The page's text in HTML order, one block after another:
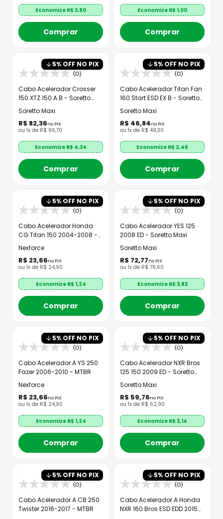
Economize R$ 3,90
Comprar
Economize R$ 1,00
Comprar
5% OFF NO PIX
(0)
Cabo Acelerador Crosser
150 XTZ 150 A B - Soretto
Maxi
Soretto Maxi
R$ 82,36no PIX
ou 1x de R$ 86,70
Economize R$ 4,34
Comprar
5% OFF NO PIX
(0)
Cabo Acelerador Titan Fan
160 Start ESD EX B - Soretto
Maxi
Soretto Maxi
R$ 46,84no PIX
ou 1x de R$ 49,30
Economize R$ 2,46
Comprar
5% OFF NO PIX
(0)
Cabo Acelerador Honda
CG Titan 150 2004-2008 -
MTBR
Nexforce
R$ 23,66no PIX
ou 1x de R$ 24,90
Economize R$ 1,24
Comprar
5% OFF NO PIX
(0)
Cabo Acelerador YES 125
2008 ED - Soretto Maxi
Soretto Maxi
R$ 72,77no PIX
ou 1x de R$ 76,60
Economize R$ 3,83
Comprar
5% OFF NO PIX
(0)
Cabo Acelerador A YS 250
Fazer 2006-2010 - MTBR
Nexforce
R$ 23,66no PIX
ou 1x de R$ 24,90
Economize R$ 1,24
Comprar
5% OFF NO PIX
(0)
Cabo Acelerador NXR Bros
125 150 2009 ED - Soretto
Maxi
Soretto Maxi
R$ 59,76no PIX
ou 1x de R$ 62,90
Economize R$ 3,14
Comprar
5% OFF NO PIX
(0)
Cabo Acelerador A CB 250
Twister 2016-2017 - MTBR
5% OFF NO PIX
(0)
Cabo Acelerador A Honda
NXR 160 Bros ESD EDD 2015